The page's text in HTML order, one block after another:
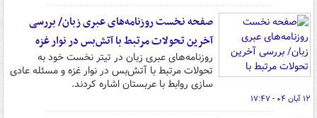
صفحه نخست روزنامه‌های عبری زبان/ بررسی
آخرین تحولات مرتبط با آتش‌بس در نوار غزه
روزنامه‌های عبری زبان در تیتر نخست خود به
تحولات مرتبط با آتش‌بس در نوار غزه و مسئله عادی
سازی روابط با عربستان اشاره کردند.
۱۲ آبان ۰۴ - ۱۷:۴۷